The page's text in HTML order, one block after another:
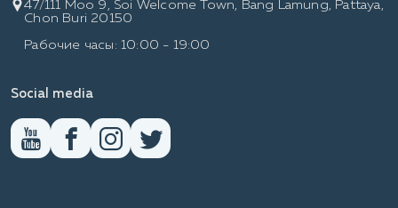
47/111 Moo 9, Soi Welcome Town, Bang Lamung, Pattaya,
Chon Buri 20150
Рабочие часы: 10:00 - 19:00
Social media